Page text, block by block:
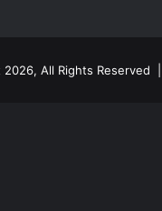
All Rights Reserved |